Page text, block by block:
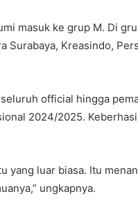
masuk ke grup M. Di
Kreasindo,
official hingga
2024/2025.
yang luar biasa. Itu
ungkapnya.